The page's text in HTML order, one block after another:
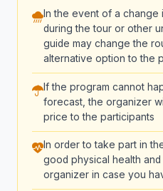
In the event of a change
during the tour or other
guide may change the
alternative option to the
If the program cannot
forecast, the organizer
price to the participants
In order to take part in
good physical health
organizer in case you